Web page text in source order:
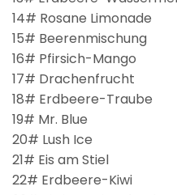
14# Rosane Limonade
15# Beerenmischung
16# Pfirsich-Mango
17# Drachenfrucht
18# Erdbeere-Traube
19# Mr. Blue
20# Lush Ice
21# Eis am Stiel
22# Erdbeere-Kiwi